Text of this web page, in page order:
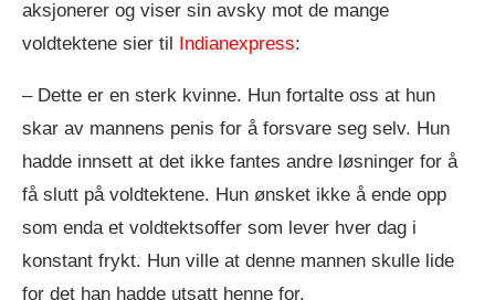
aksjonerer og viser sin avsky mot de mange
voldtektene sier til Indianexpress:
– Dette er en sterk kvinne. Hun fortalte oss at hun
skar av mannens penis for å forsvare seg selv. Hun
hadde innsett at det ikke fantes andre løsninger for å
få slutt på voldtektene. Hun ønsket ikke å ende opp
som enda et voldtektsoffer som lever hver dag i
konstant frykt. Hun ville at denne mannen skulle lide
for det han hadde utsatt henne for.